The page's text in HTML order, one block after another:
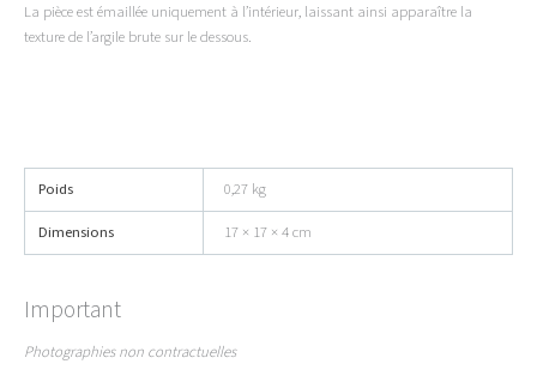
La pièce est émaillée uniquement à l’intérieur, laissant ainsi apparaître la
texture de l’argile brute sur le dessous.
Poids
0,27 kg
Dimensions
17 × 17 × 4 cm
Important
Photographies non contractuelles